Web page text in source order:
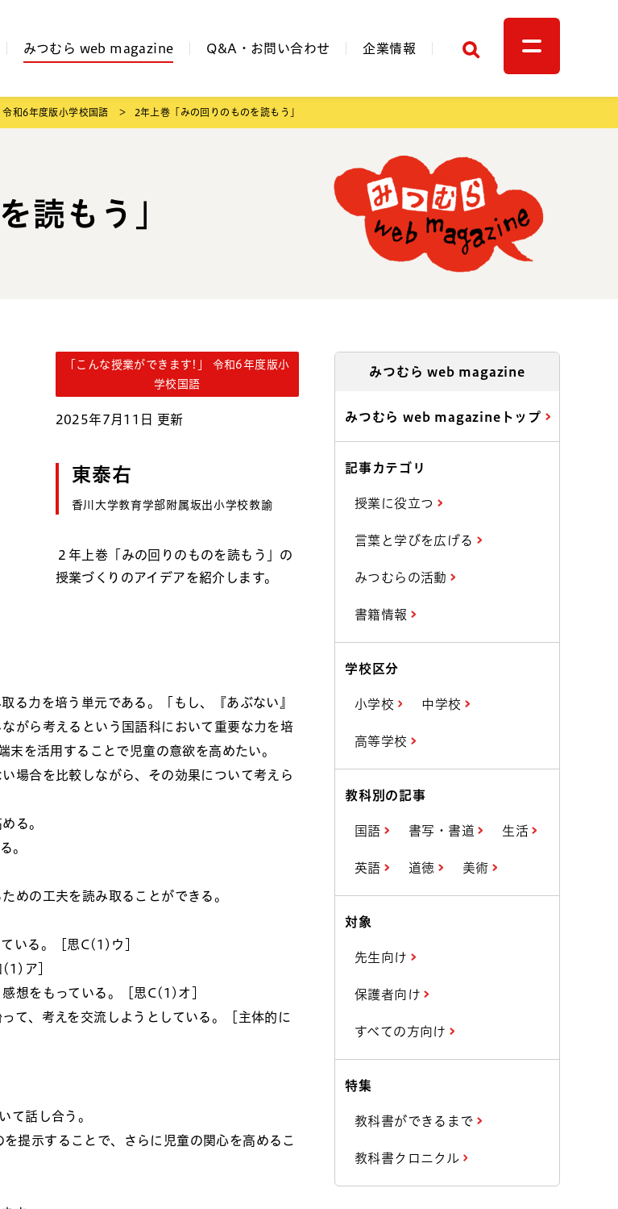
みつむら web magazine Q&A・お問い合わせ 企業情報 検索
令和6年度版小学校国語 2年上巻「みの回りのものを読もう」
読もう」
「こんな授業ができます!」 令和6年度版小
学校国語
2025年7月11日 更新
東泰右
香川大学教育学部附属坂出小学校教諭
２年上巻「みの回りのものを読もう」の
授業づくりのアイデアを紹介します。
る力を培う単元である。「もし、『あぶない』
がら考えるという国語科において重要な力を培
を活用することで児童の意欲を高めたい。
場合を比較しながら、その効果について考えら
る。
。
めの工夫を読み取ることができる。
いる。［思C(1)ウ］
ア］
想をもっている。［思C(1)オ］
て、考えを交流しようとしている。［主体的に
て話し合う。
提示することで、さらに児童の関心を高めるこ
みつむら web magazine
みつむら web magazineトップ
記事カテゴリ
授業に役立つ
言葉と学びを広げる
みつむらの活動
書籍情報
学校区分
小学校 中学校
高等学校
教科別の記事
国語 書写・書道 生活
英語 道徳 美術
対象
先生向け
保護者向け
すべての方向け
特集
教科書ができるまで
教科書クロニクル